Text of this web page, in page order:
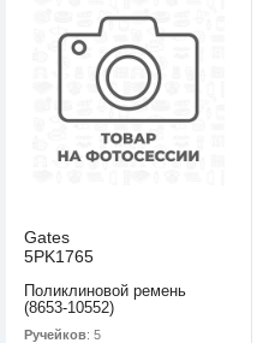
Gates
5PK1765
Поликлиновой ремень
(8653-10552)
Ручейков: 5